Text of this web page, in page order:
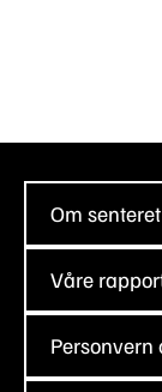
Om senteret
Våre